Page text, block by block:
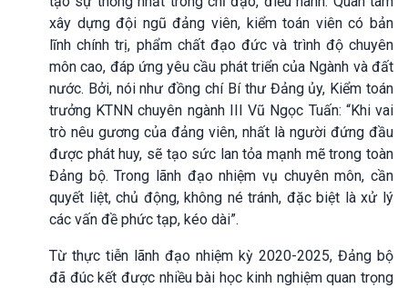
xây dựng đội ngũ đảng viên, kiểm toán viên có bản
lĩnh chính trị, phẩm chất đạo đức và trình độ chuyên
môn cao, đáp ứng yêu cầu phát triển của Ngành và đất
nước. Bởi, nói như đồng chí Bí thư Đảng ủy, Kiểm toán
trưởng KTNN chuyên ngành III Vũ Ngọc Tuấn: “Khi vai
trò nêu gương của đảng viên, nhất là người đứng đầu
được phát huy, sẽ tạo sức lan tỏa mạnh mẽ trong toàn
Đảng bộ. Trong lãnh đạo nhiệm vụ chuyên môn, cần
quyết liệt, chủ động, không né tránh, đặc biệt là xử lý
các vấn đề phức tạp, kéo dài”.
Từ thực tiễn lãnh đạo nhiệm kỳ 2020-2025, Đảng bộ
đã đúc kết được nhiều bài học kinh nghiệm quan trọng